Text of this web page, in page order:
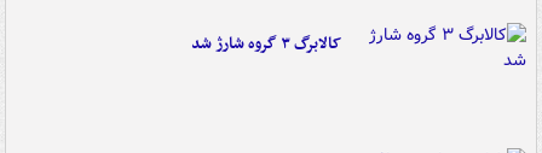
کالابرگ ۳ گروه شارژ شد